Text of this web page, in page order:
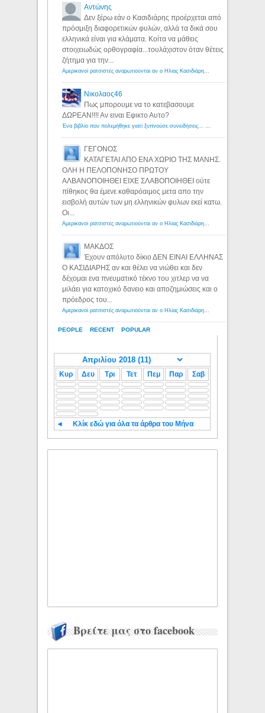
PEOPLE RECENT POPULAR
Αντώνης
Δεν ξέρω εάν ο Κασιδιάρης προέρχεται από
πρόσμιξη διαφορετικών φυλών, αλλά τα δικά σου
ελληνικά είναι για κλάματα. Κοίτα να μάθεις
στοιχειωδώς ορθογραφία...τουλάχιστον όταν θέτεις
ζήτημα για την...
Νικολαος46
Πως μπορουμε να το κατεβασουμε
ΔΩΡΕΑΝ!!!! Αν ειναι Εφικτο Αυτο?
ΓΕΓΟΝΟΣ
ΚΑΤΑΓΕΤΑΙ ΑΠΟ ΕΝΑ ΧΩΡΙΟ ΤΗΣ ΜΑΝΗΣ.
ΟΛΗ Η ΠΕΛΟΠΟΝΗΣΟ ΠΡΩΤΟΥ
ΑΛΒΑΝΟΠΟΙΗΘΕΙ ΕΙΧΕ ΣΛΑΒΟΠΟΙΗΘΕΙ ούτε
πίθηκος θα έμενε καθαρόαιμος μετα απο την
εισβολή αυτών των μη ελληνικών φυλων εκεί κατω.
Οι...
ΜΑΚΔΟΣ
Έχουν απόλυτο δίκιο ΔΕΝ ΕΙΝΑΙ ΕΛΛΗΝΑΣ
Ο ΚΑΣΙΔΙΑΡΗΣ αν και θέλει να νιώθει και δεν
δέχομαι ενα πνευματικό τέκνο του χιτλερ να να
μιλάει για κατοχικό δανειο και αποζημιώσεις και ο
πρόεδρος του...
Κυρ Δευ Τρι Τετ Πεμ Παρ Σαβ
◄ Κλίκ εδώ για όλα τα άρθρα του Μήνα
Βρείτε μας στο facebook